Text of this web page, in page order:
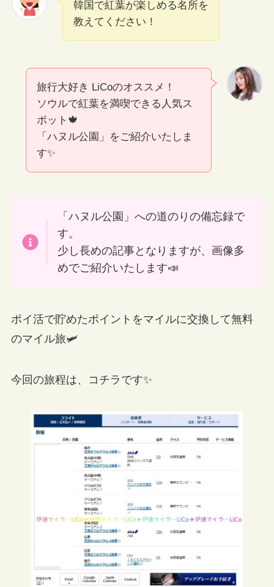
韓国で紅葉が楽しめる名所を
教えてください！
旅行大好き LiCoのオススメ！
ソウルで紅葉を満喫できる人気ス
ポット🍁
「ハヌル公園」をご紹介いたしま
す✨
「ハヌル公園」への道のりの備忘録で
す。
少し長めの記事となりますが、画像多
めでご紹介いたします📣
ポイ活で貯めたポイントをマイルに交換して無料
のマイル旅🛩
今回の旅程は、コチラです✨